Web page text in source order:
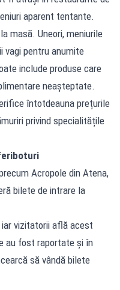
aparent tentante.
masă. Uneori, meniurile
vagi pentru anumite
include produse care
neașteptate.
întotdeauna prețurile
privind specialitățile
Acropole din Atena,
bilete de intrare la
vizitatorii află acest
au fost raportate și în
să vândă bilete